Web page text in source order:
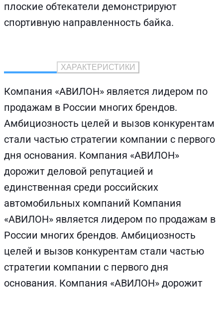
плоские обтекатели демонстрируют
спортивную направленность байка.
ХАРАКТЕРИСТИКИ
Компания «АВИЛОН» является лидером по
продажам в России многих брендов.
Амбициозность целей и вызов конкурентам
стали частью стратегии компании с первого
дня основания. Компания «АВИЛОН»
дорожит деловой репутацией и
единственная среди российских
автомобильных компаний Компания
«АВИЛОН» является лидером по продажам в
России многих брендов. Амбициозность
целей и вызов конкурентам стали частью
стратегии компании с первого дня
основания. Компания «АВИЛОН» дорожит